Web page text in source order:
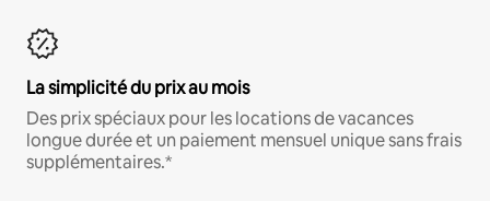
La simplicité du prix au mois
Des prix spéciaux pour les locations de vacances
longue durée et un paiement mensuel unique sans frais
supplémentaires.*